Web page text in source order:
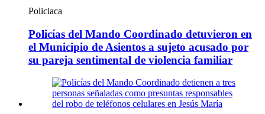
Policiaca
Policías del Mando Coordinado detuvieron en
el Municipio de Asientos a sujeto acusado por
su pareja sentimental de violencia familiar